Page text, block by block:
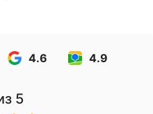
4.6 4.9
5